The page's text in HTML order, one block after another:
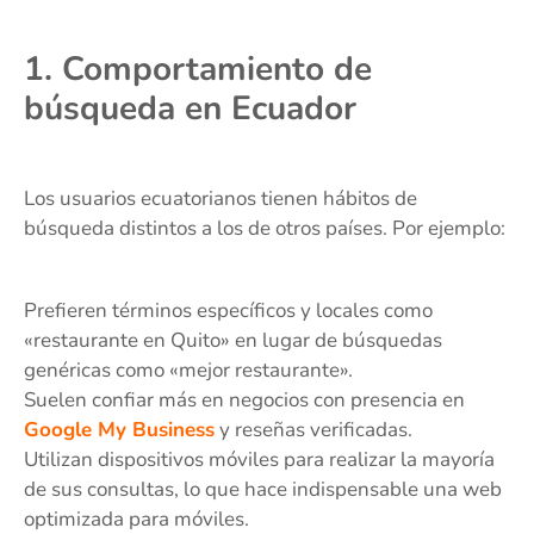
1. Comportamiento de
búsqueda en Ecuador
Los usuarios ecuatorianos tienen hábitos de
búsqueda distintos a los de otros países. Por ejemplo:
Prefieren términos específicos y locales como
«restaurante en Quito» en lugar de búsquedas
genéricas como «mejor restaurante».
Suelen confiar más en negocios con presencia en
Google My Businessy reseñas verificadas.
Utilizan dispositivos móviles para realizar la mayoría
de sus consultas, lo que hace indispensable una web
optimizada para móviles.